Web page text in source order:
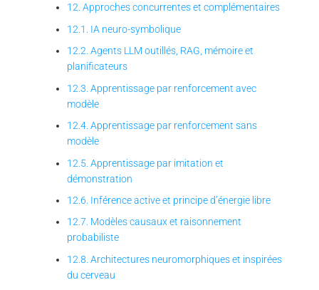
12. Approches concurrentes et complémentaires
12.1. IA neuro-symbolique
12.2. Agents LLM outillés, RAG, mémoire et
planificateurs
12.3. Apprentissage par renforcement avec
modèle
12.4. Apprentissage par renforcement sans
modèle
12.5. Apprentissage par imitation et
démonstration
12.6. Inférence active et principe d’énergie libre
12.7. Modèles causaux et raisonnement
probabiliste
12.8. Architectures neuromorphiques et inspirées
du cerveau